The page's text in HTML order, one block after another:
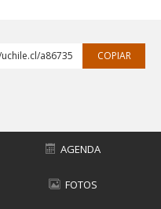
a86735 COPIAR
AGENDA
FOTOS